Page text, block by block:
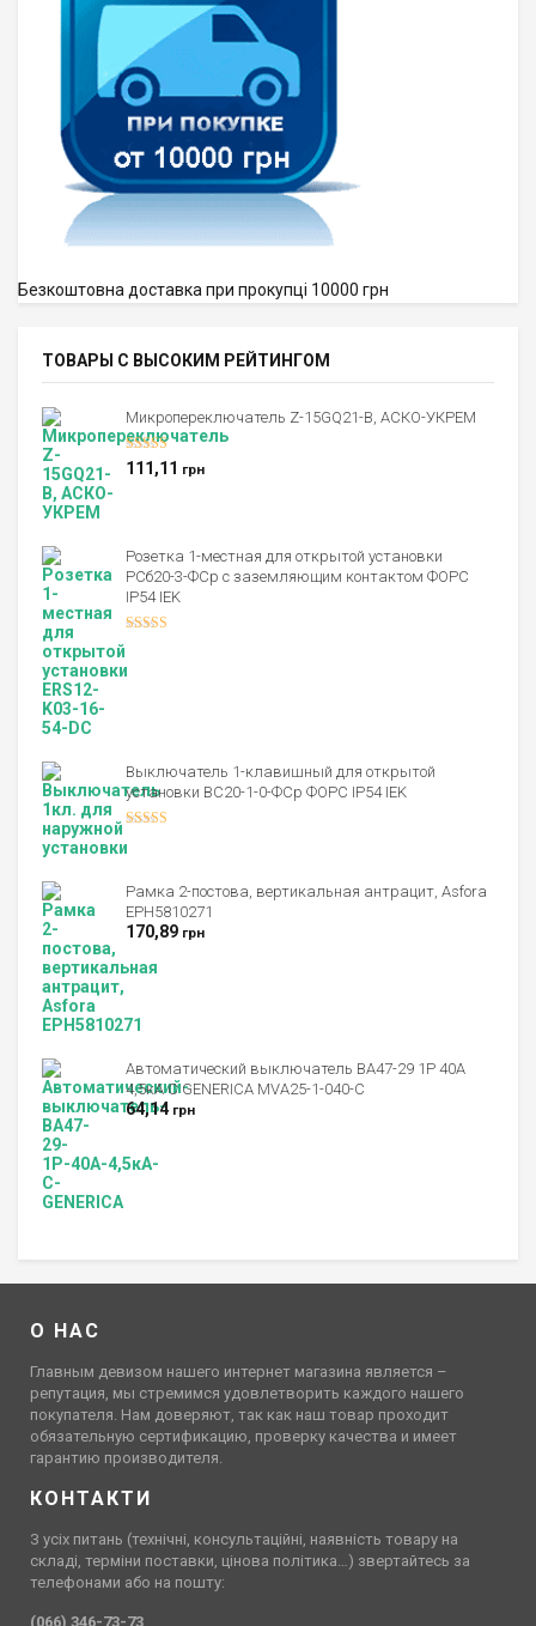
Безкоштовна доставка при прокупці 10000 грн
ТОВАРЫ С ВЫСОКИМ РЕЙТИНГОМ
Микропереключатель Z-15GQ21-B, АСКО-УКРЕМ
Оценка5.00
из 5
111,11 грн
Розетка 1-местная для открытой установки
РСб20-3-ФСр с заземляющим контактом ФОРС
IP54 IEK
Выключатель 1-клавишный для открытой
установки ВС20-1-0-ФСр ФОРС IP54 IEK
4.00
Рамка 2-постова, вертикальная антрацит, Asfora
EPH5810271
170,89 грн
Автоматический выключатель ВА47-29 1Р 40А
4,5кА С GENERICA MVA25-1-040-C
64,14 грн
О НАС
Главным девизом нашего интернет магазина является –
репутация, мы стремимся удовлетворить каждого нашего
покупателя. Нам доверяют, так как наш товар проходит
обязательную сертификацию, проверку качества и имеет
гарантию производителя.
КОНТАКТИ
З усіх питань (технічні, консультаційні, наявність товару на
складі, терміни поставки, цінова політика…) звертайтесь за
телефонами або на пошту:
(066) 346-73-73